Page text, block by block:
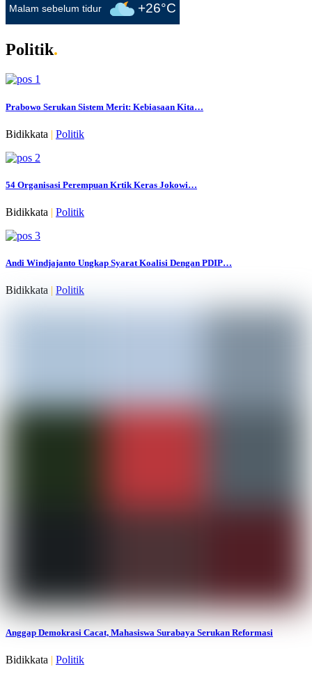
Malam sebelum tidur +26°C
Politik.
Prabowo Serukan Sistem Merit: Kebiasaan Kita…
Bidikkata | Politik
54 Organisasi Perempuan Krtik Keras Jokowi…
Bidikkata | Politik
Andi Windjajanto Ungkap Syarat Koalisi Dengan PDIP…
Bidikkata | Politik
Anggap Demokrasi Cacat, Mahasiswa Surabaya Serukan Reformasi
Bidikkata | Politik